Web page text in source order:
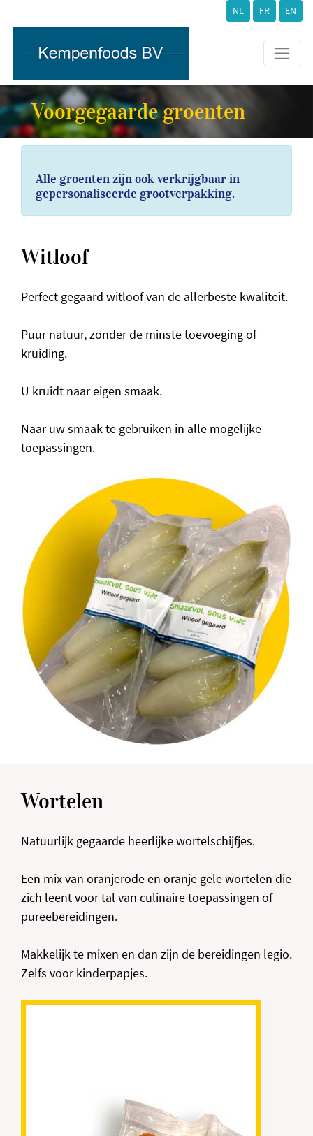
NL FR EN
Voorgegaarde groenten
Alle groenten zijn ook verkrijgbaar in
gepersonaliseerde grootverpakking.
Witloof
Perfect gegaard witloof van de allerbeste kwaliteit.
Puur natuur, zonder de minste toevoeging of
kruiding.
U kruidt naar eigen smaak.
Naar uw smaak te gebruiken in alle mogelijke
toepassingen.
Wortelen
Natuurlijk gegaarde heerlijke wortelschijfjes.
Een mix van oranjerode en oranje gele wortelen die
zich leent voor tal van culinaire toepassingen of
pureebereidingen.
Makkelijk te mixen en dan zijn de bereidingen legio.
Zelfs voor kinderpapjes.